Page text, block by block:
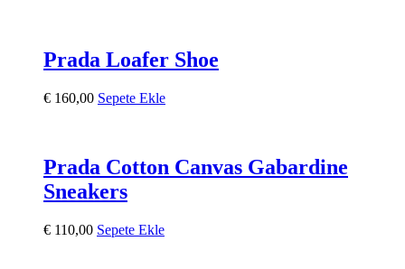
Prada Loafer Shoe
€ 160,00 Sepete Ekle
Prada Cotton Canvas Gabardine
Sneakers
€ 110,00 Sepete Ekle